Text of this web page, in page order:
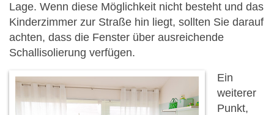
Lage. Wenn diese Möglichkeit nicht besteht und das
Kinderzimmer zur Straße hin liegt, sollten Sie darauf
achten, dass die Fenster über ausreichende
Schallisolierung verfügen.
Ein
weiterer
Punkt,